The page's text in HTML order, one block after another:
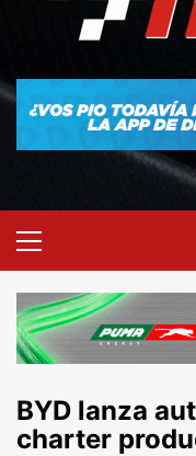
BYD lanza
charter